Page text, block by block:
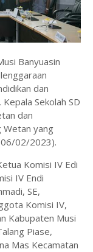
Banyuasin
dan
Sekolah SD
dan
Wetan yang
02/2023).
Komisi IV Edi
IV Endi
SE,
Komisi IV,
Kabupaten Musi
Piase,
Mas Kecamatan